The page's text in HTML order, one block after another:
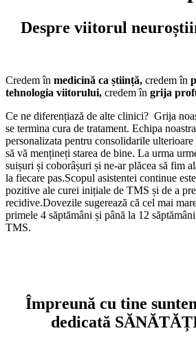
Despre viitorul
Credem în medicină ca știință, credem în
tehnologia viitorului, credem în grija
Ce ne diferențiază de alte clinici? Grija
se termina cura de tratament. Echipa
personalizata pentru consolidarile
să vă mențineți starea de bine. La urma
suișuri și coborâșuri și ne-ar plăcea să fim
la fiecare pas.Scopul asistentei continue
pozitive ale curei inițiale de TMS și de a
recidive.Dovezile sugerează că cel mai
primele 4 săptămâni și până la 12
TMS.
Împreună cu tine
dedicată